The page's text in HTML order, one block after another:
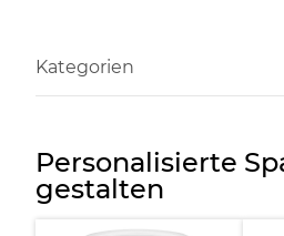
Personalisierte
gestalten
Kategorien